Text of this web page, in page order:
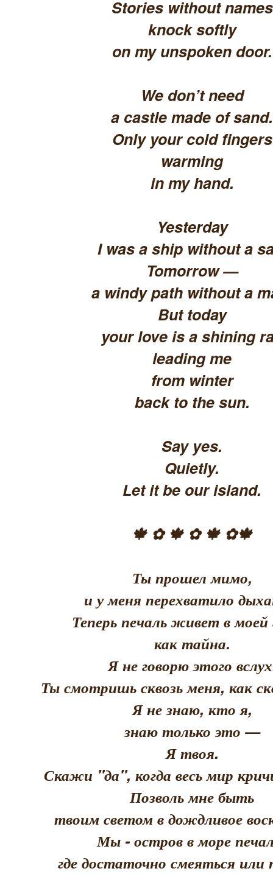
Stories without names
knock softly
on my unspoken door.
We don’t need
a castle made of sand.
Only your cold fingers
warming
in my hand.
Yesterday
I was a ship without a
Tomorrow —
a windy path without a
But today
your love is a shining
leading me
from winter
back to the sun.
Say yes.
Quietly.
Let it be our island.
🍁 ✿ 🍁 ✿ 🍁 ✿🍁
Ты прошел мимо,
и у меня перехватило
Теперь печаль живет в моей
как тайна.
Я не говорю этого
Ты смотришь сквозь меня, как
Я не знаю, кто я,
знаю только это —
Я твоя.
Скажи "да", когда весь мир
Позволь мне быть
твоим светом в дождливое
Мы - остров в море
где достаточно смеяться или